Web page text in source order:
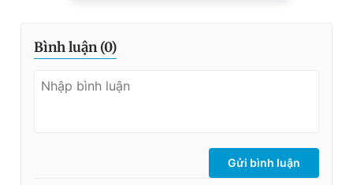
Bình luận (0)
Gửi bình luận